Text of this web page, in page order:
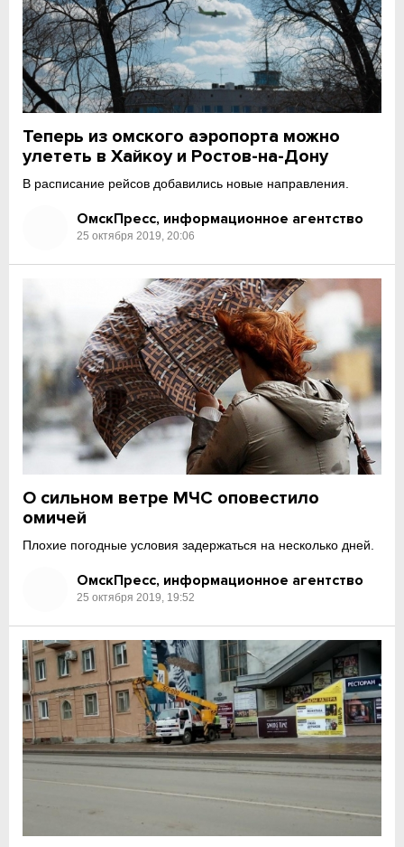
Теперь из омского аэропорта можно
улететь в Хайкоу и Ростов-на-Дону
В расписание рейсов добавились новые направления.
ОмскПресс, информационное агентство
25 октября 2019, 20:06
О сильном ветре МЧС оповестило
омичей
Плохие погодные условия задержаться на несколько дней.
ОмскПресс, информационное агентство
25 октября 2019, 19:52